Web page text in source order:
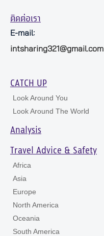
ติดต่อเรา
E-mail:
intsharing321@gmail.com
CATCH UP
Look Around You
Look Around The World
Analysis
Travel Advice & Safety
Africa
Asia
Europe
North America
Oceania
South America